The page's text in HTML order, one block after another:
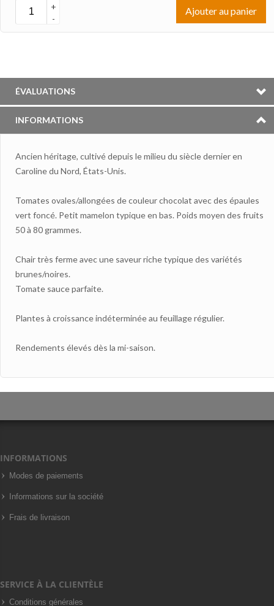
+
-
Ajouter au panier
ÉVALUATIONS
INFORMATIONS
Ancien héritage, cultivé depuis le milieu du siècle dernier en
Caroline du Nord, États-Unis.
Tomates ovales/allongées de couleur chocolat avec des épaules
vert foncé. Petit mamelon typique en bas. Poids moyen des fruits
50 à 80 grammes.
Chair très ferme avec une saveur riche typique des variétés
brunes/noires.
Tomate sauce parfaite.
Plantes à croissance indéterminée au feuillage régulier.
Rendements élevés dès la mi-saison.
INFORMATIONS
Modes de paiements
Informations sur la société
Frais de livraison
SERVICE À LA CLIENTÈLE
Conditions générales